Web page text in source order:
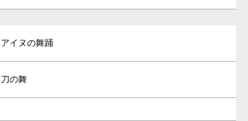
アイヌの舞踊
刀の舞